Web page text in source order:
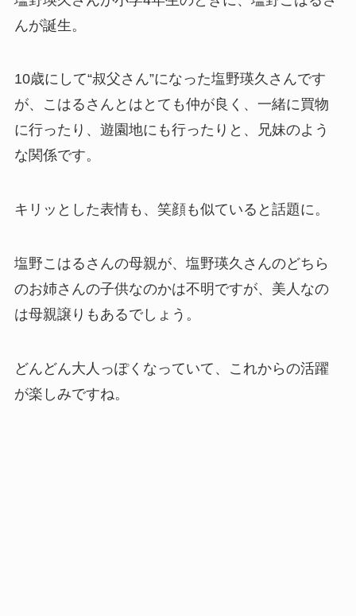
んが誕生。
10歳にして“叔父さん”になった塩野瑛久さんです
が、こはるさんとはとても仲が良く、一緒に買物
に行ったり、遊園地にも行ったりと、兄妹のよう
な関係です。
キリッとした表情も、笑顔も似ていると話題に。
塩野こはるさんの母親が、塩野瑛久さんのどちら
のお姉さんの子供なのかは不明ですが、美人なの
は母親譲りもあるでしょう。
どんどん大人っぽくなっていて、これからの活躍
が楽しみですね。